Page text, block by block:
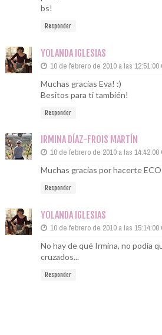
bs!
Responder
YOLANDA IGLESIAS
10 de febrero de 2010 a las 12:51:00
Muchas gracias Eva! :)
Besitos para ti también!
Responder
IRMINA DÍAZ-FROIS MARTÍN
10 de febrero de 2010 a las 14:42:00
Muchas gracias por hacerte
Responder
YOLANDA IGLESIAS
10 de febrero de 2010 a las 15:14:00
No hay de qué Irmina, no podía
cruzados...
Responder